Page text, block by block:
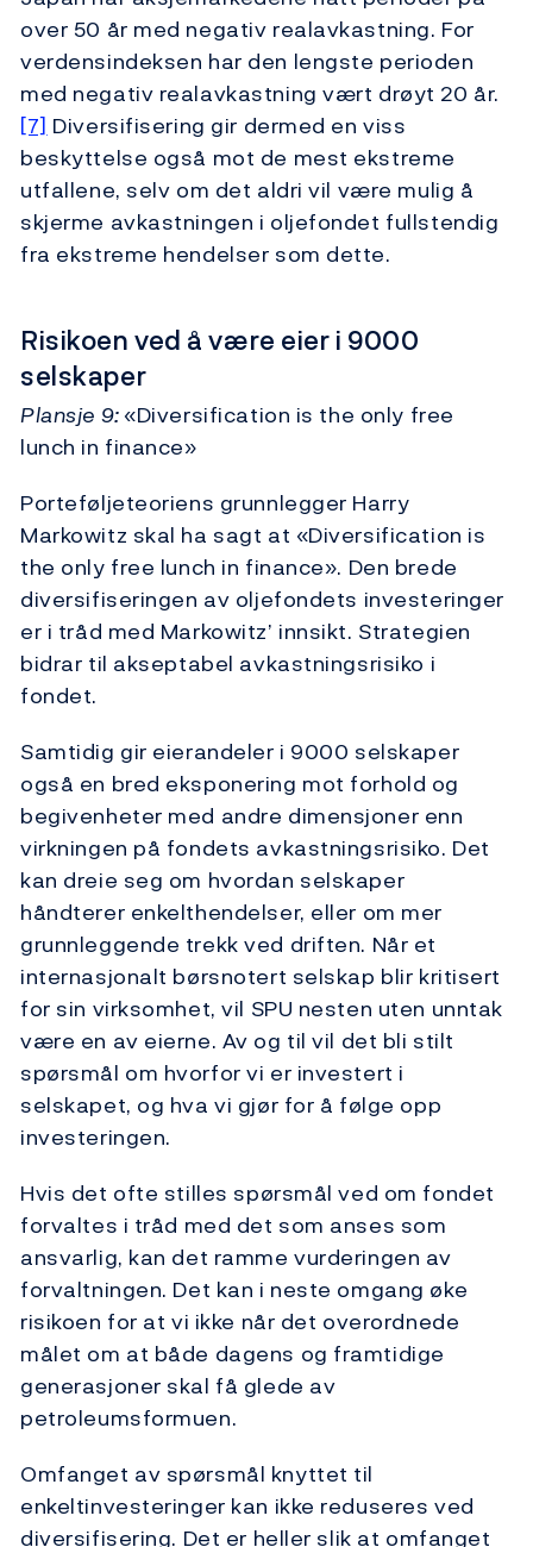
over 50 år med negativ realavkastning. For
verdensindeksen har den lengste perioden
med negativ realavkastning vært drøyt 20 år.
[7] Diversifisering gir dermed en viss
beskyttelse også mot de mest ekstreme
utfallene, selv om det aldri vil være mulig å
skjerme avkastningen i oljefondet fullstendig
fra ekstreme hendelser som dette.
Risikoen ved å være eier i 9000
selskaper
Plansje 9:«Diversification is the only free
lunch in finance»
Porteføljeteoriens grunnlegger Harry
Markowitz skal ha sagt at «Diversification is
the only free lunch in finance». Den brede
diversifiseringen av oljefondets investeringer
er i tråd med Markowitz’ innsikt. Strategien
bidrar til akseptabel avkastningsrisiko i
fondet.
Samtidig gir eierandeler i 9000 selskaper
også en bred eksponering mot forhold og
begivenheter med andre dimensjoner enn
virkningen på fondets avkastningsrisiko. Det
kan dreie seg om hvordan selskaper
håndterer enkelthendelser, eller om mer
grunnleggende trekk ved driften. Når et
internasjonalt børsnotert selskap blir kritisert
for sin virksomhet, vil SPU nesten uten unntak
være en av eierne. Av og til vil det bli stilt
spørsmål om hvorfor vi er investert i
selskapet, og hva vi gjør for å følge opp
investeringen.
Hvis det ofte stilles spørsmål ved om fondet
forvaltes i tråd med det som anses som
ansvarlig, kan det ramme vurderingen av
forvaltningen. Det kan i neste omgang øke
risikoen for at vi ikke når det overordnede
målet om at både dagens og framtidige
generasjoner skal få glede av
petroleumsformuen.
Omfanget av spørsmål knyttet til
enkeltinvesteringer kan ikke reduseres ved
diversifisering. Det er heller slik at omfanget